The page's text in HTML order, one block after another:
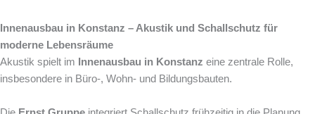
Innenausbau in Konstanz – Akustik und Schallschutz für
moderne Lebensräume
Akustik spielt im Innenausbau in Konstanz eine zentrale Rolle,
insbesondere in Büro-, Wohn- und Bildungsbauten.